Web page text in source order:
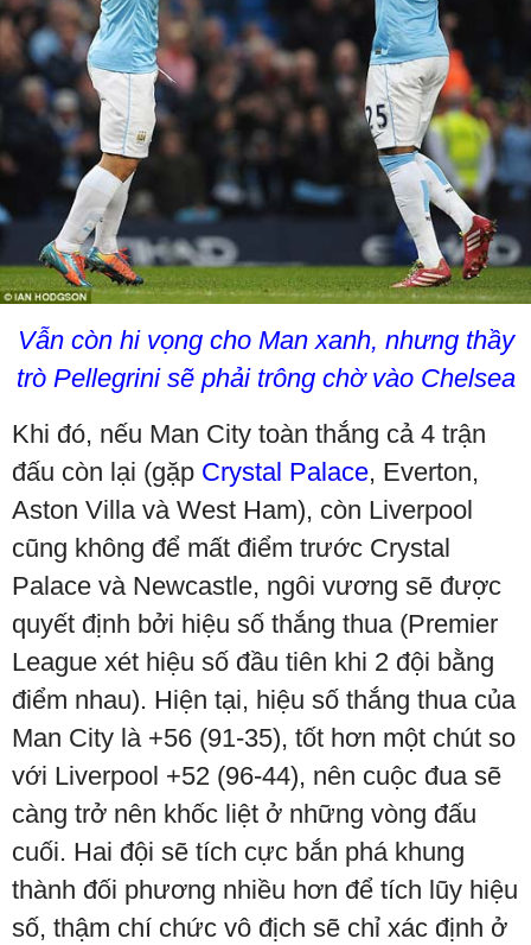
Vẫn còn hi vọng cho Man xanh, nhưng thầy
trò Pellegrini sẽ phải trông chờ vào Chelsea
Khi đó, nếu Man City toàn thắng cả 4 trận
đấu còn lại (gặp Crystal Palace, Everton,
Aston Villa và West Ham), còn Liverpool
cũng không để mất điểm trước Crystal
Palace và Newcastle, ngôi vương sẽ được
quyết định bởi hiệu số thắng thua (Premier
League xét hiệu số đầu tiên khi 2 đội bằng
điểm nhau). Hiện tại, hiệu số thắng thua của
Man City là +56 (91-35), tốt hơn một chút so
với Liverpool +52 (96-44), nên cuộc đua sẽ
càng trở nên khốc liệt ở những vòng đấu
cuối. Hai đội sẽ tích cực bắn phá khung
thành đối phương nhiều hơn để tích lũy hiệu
số, thậm chí chức vô địch sẽ chỉ xác định ở